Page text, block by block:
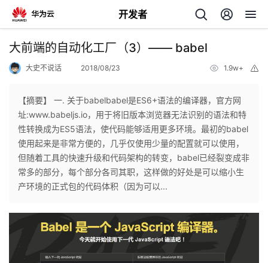
开发者
返
个
人
我
大前端的自动化工厂（3）—— babel
大史不说话 2018/08/23 1.9w+
【摘要】 一. 关于babelbabel是ES6+语法的编译器，官方网
址:www.babeljs.io，用于将旧版本浏览器无法识别的语法和特
性转换成为ES5语法，使代码能够适用更多环境。最初的babel
使用起来是非常方便的，几乎仅使用少量的配置就可以使用，
但随着工具的快速升级和代码架构的转变，babel已经裂变成非
常多的部分，每个部分各司其职，这样做的好处是可以缩小生
产环境的正式包的代码体积（因为可以...